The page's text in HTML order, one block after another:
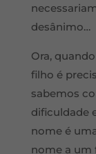
desânimo…
Ora,
filho é
sabemos
dificuldade
nome é
nome a um